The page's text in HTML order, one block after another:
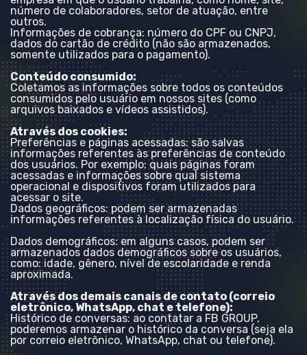
número de colaboradores, setor de atuação, entre
outros.
Informações de cobrança: número do CPF ou CNPJ,
dados do cartão de crédito (não são armazenados,
somente utilizados para o pagamento).
Conteúdo consumido:
Coletamos as informações sobre todos os conteúdos
consumidos pelo usuário em nossos sites (como
arquivos baixados e vídeos assistidos).
Através dos cookies:
Preferências e páginas acessadas: são salvas
informações referentes às preferências de conteúdo
dos usuários. Por exemplo: quais páginas foram
acessadas e informações sobre qual sistema
operacional e dispositivos foram utilizados para
acessar o site.
Dados geográficos: podem ser armazenadas
informações referentes à localização física do usuário.
Dados demográficos: em alguns casos, podem ser
armazenados dados demográficos sobre os usuários,
como: idade, gênero, nível de escolaridade e renda
aproximada.
Através dos demais canais de contato (correio
eletrônico, WhatsApp, chat e telefone):
Histórico de conversas: ao contatar a FB GROUP,
poderemos armazenar o histórico da conversa (seja ela
por correio eletrônico, WhatsApp, chat ou telefone).